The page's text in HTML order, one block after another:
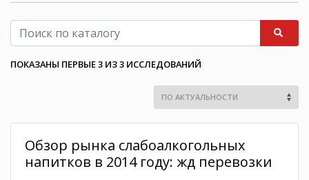
ПОКАЗАНЫ ПЕРВЫЕ 3 ИЗ 3 ИССЛЕДОВАНИЙ
Обзор рынка слабоалкогольных
напитков в 2014 году: жд перевозки